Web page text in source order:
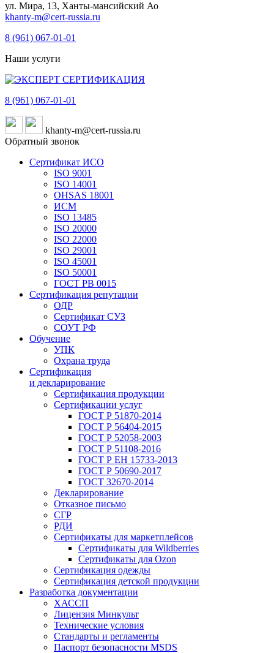
ул. Мира, 13, Ханты-мансийский Ао
khanty-m@cert-russia.ru
8 (961) 067-01-01
Наши услуги
8 (961) 067-01-01
khanty-m@cert-russia.ru
Обратный звонок
Сертификат ИСО
ISO 9001
ISO 14001
OHSAS 18001
ИСМ
ISO 13485
ISO 20000
ISO 22000
ISO 29001
ISO 45001
ISO 50001
ГОСТ РВ 0015
Сертификация репутации
ОДР
Сертификат СУЗ
СОУТ РФ
Обучение
УПК
Охрана труда
Сертификация
и декларирование
Сертификация продукции
Сертификации услуг
ГОСТ Р 51870-2014
ГОСТ Р 56404-2015
ГОСТ Р 52058-2003
ГОСТ Р 51108-2016
ГОСТ Р ЕН 15733-2013
ГОСТ Р 50690-2017
ГОСТ 32670-2014
Декларирование
Отказное письмо
СГР
РДИ
Сертификаты для маркетплейсов
Сертификаты для Wildberries
Сертификаты для Ozon
Сертификация одежды
Сертификация детской продукции
Разработка документации
ХАССП
Лицензия Минкульт
Технические условия
Стандарты и регламенты
Паспорт безопасности MSDS